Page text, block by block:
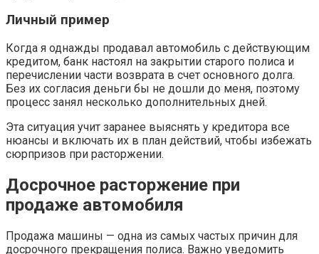
Личный пример
Когда я однажды продавал автомобиль с действующим
кредитом, банк настоял на закрытии старого полиса и
перечислении части возврата в счет основного долга.
Без их согласия деньги бы не дошли до меня, поэтому
процесс занял несколько дополнительных дней.
Эта ситуация учит заранее выяснять у кредитора все
нюансы и включать их в план действий, чтобы избежать
сюрпризов при расторжении.
Досрочное расторжение при
продаже автомобиля
Продажа машины — одна из самых частых причин для
досрочного прекращения полиса. Важно уведомить